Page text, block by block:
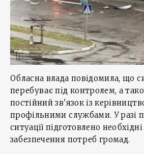
Обласна влада повідомила, що
перебуває під контролем, а
постійний зв'язок із
профільними службами. У разі
ситуації підготовлено
забезпечення потреб громад.